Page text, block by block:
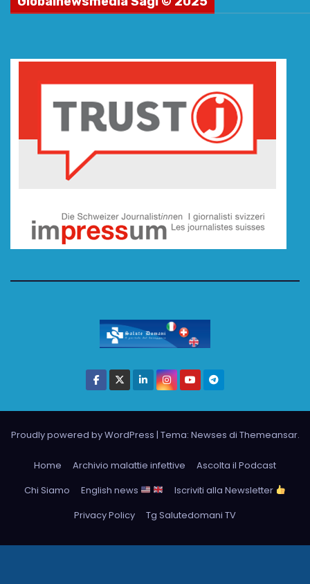
Proudly powered by WordPress | Tema: Newses di Themeansar.
Home Archivio malattie infettive
Ascolta il Podcast
Chi Siamo
English news
Iscriviti alla Newsletter
Privacy Policy
Tg Salutedomani TV